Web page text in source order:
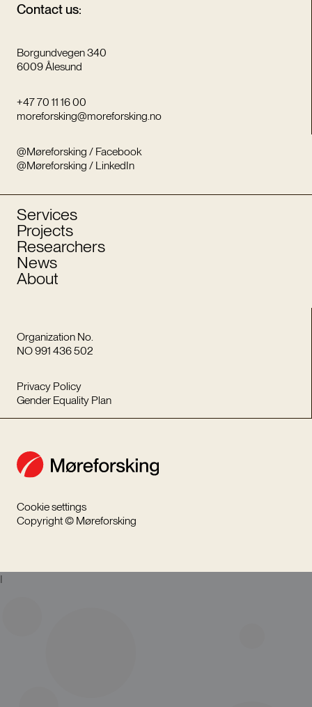
Contact us:
Borgundvegen 340
6009 Ålesund
+47 70 11 16 00
moreforsking@moreforsking.no
@Møreforsking / Facebook
@Møreforsking / LinkedIn
Organization No.
NO 991 436 502
Privacy Policy
Gender Equality Plan
Services
Projects
Researchers
News
About
Cookie settings
Copyright © Møreforsking
I